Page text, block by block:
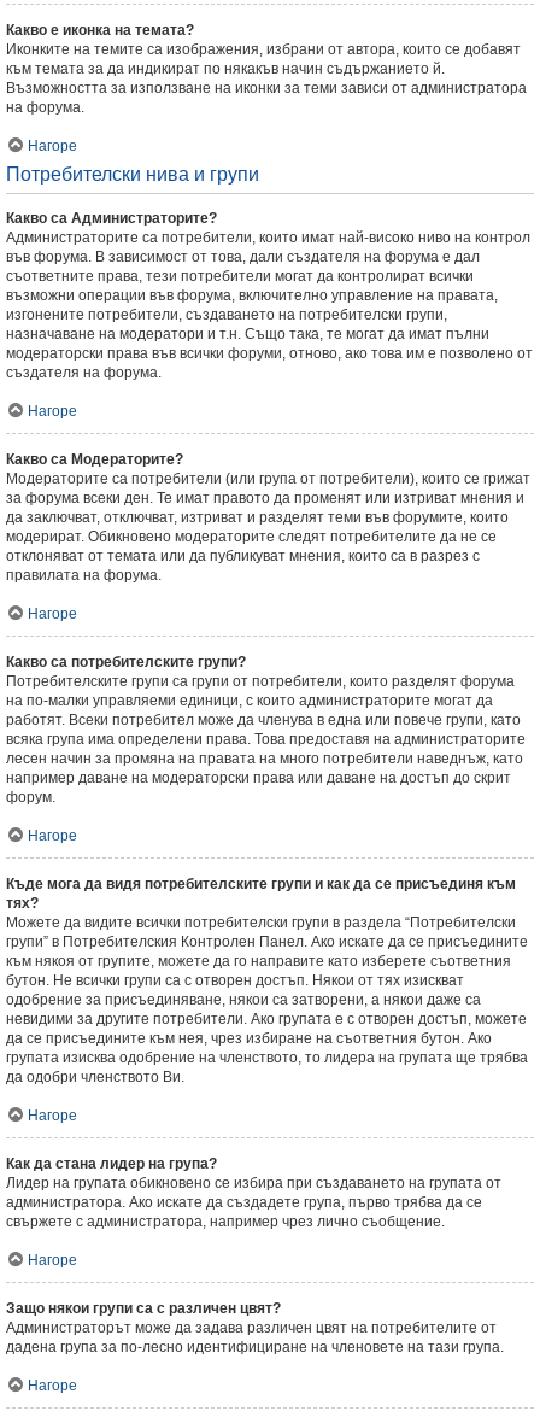
Какво е иконка на темата?
Иконките на темите са изображения, избрани от автора, които се добавят
към темата за да индикират по някакъв начин съдържанието й.
Възможността за използване на иконки за теми зависи от администратора
на форума.
Нагоре
Потребителски нива и групи
Какво са Администраторите?
Администраторите са потребители, които имат най-високо ниво на контрол
във форума. В зависимост от това, дали създателя на форума е дал
съответните права, тези потребители могат да контролират всички
възможни операции във форума, включително управление на правата,
изгонените потребители, създаването на потребителски групи,
назначаване на модератори и т.н. Също така, те могат да имат пълни
модераторски права във всички форуми, отново, ако това им е позволено от
създателя на форума.
Нагоре
Какво са Модераторите?
Модераторите са потребители (или група от потребители), които се грижат
за форума всеки ден. Те имат правото да променят или изтриват мнения и
да заключват, отключват, изтриват и разделят теми във форумите, които
модерират. Обикновено модераторите следят потребителите да не се
отклоняват от темата или да публикуват мнения, които са в разрез с
правилата на форума.
Нагоре
Какво са потребителските групи?
Потребителските групи са групи от потребители, които разделят форума
на по-малки управляеми единици, с които администраторите могат да
работят. Всеки потребител може да членува в една или повече групи, като
всяка група има определени права. Това предоставя на администраторите
лесен начин за промяна на правата на много потребители наведнъж, като
например даване на модераторски права или даване на достъп до скрит
форум.
Нагоре
Къде мога да видя потребителските групи и как да се присъединя към
тях?
Можете да видите всички потребителски групи в раздела “Потребителски
групи” в Потребителския Контролен Панел. Ако искате да се присъедините
към някоя от групите, можете да го направите като изберете съответния
бутон. Не всички групи са с отворен достъп. Някои от тях изискват
одобрение за присъединяване, някои са затворени, а някои даже са
невидими за другите потребители. Ако групата е с отворен достъп, можете
да се присъедините към нея, чрез избиране на съответния бутон. Ако
групата изисква одобрение на членството, то лидера на групата ще трябва
да одобри членството Ви.
Нагоре
Как да стана лидер на група?
Лидер на групата обикновено се избира при създаването на групата от
администратора. Ако искате да създадете група, първо трябва да се
свържете с администратора, например чрез лично съобщение.
Нагоре
Защо някои групи са с различен цвят?
Администраторът може да задава различен цвят на потребителите от
дадена група за по-лесно идентифициране на членовете на тази група.
Нагоре